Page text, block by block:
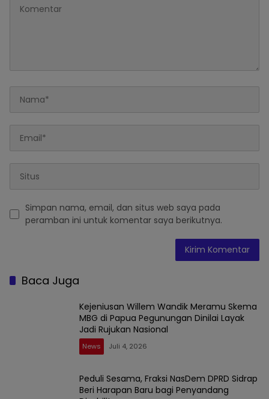
Simpan nama, email, dan situs web saya pada
peramban ini untuk komentar saya berikutnya.
Baca Juga
Kejeniusan Willem Wandik Meramu Skema
MBG di Papua Pegunungan Dinilai Layak
Jadi Rujukan Nasional
News Juli 4, 2026
Peduli Sesama, Fraksi NasDem DPRD Sidrap
Beri Harapan Baru bagi Penyandang